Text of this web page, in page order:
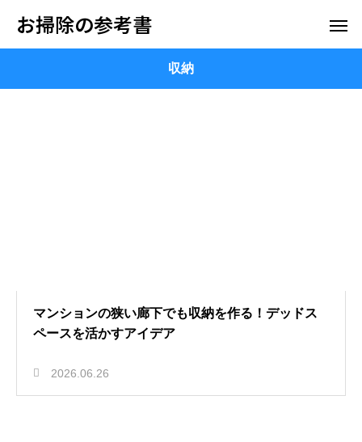
お掃除の参考書
収納
マンションの狭い廊下でも収納を作る！デッドス
ペースを活かすアイデア
2026.06.26